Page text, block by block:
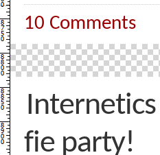
10 Comments
Internetics
fie party!